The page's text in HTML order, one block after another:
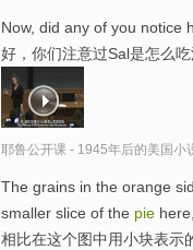
Now, did any of you notice
好，你们注意过Sal是怎么吃
耶鲁公开课 - 1945年后的美国小
The grains in the orange
smaller slice of the pie
相比在这个图中用小块表示